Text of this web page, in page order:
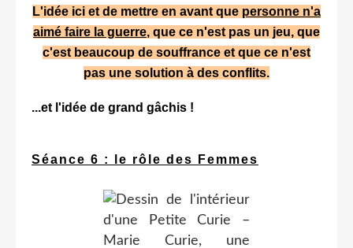
L'idée ici et de mettre en avant que personne n'a
aimé faire la guerre, que ce n'est pas un jeu, que
c'est beaucoup de souffrance et que ce n'est
pas une solution à des conflits.
...et l'idée de grand gâchis !
Séance 6 : le rôle des Femmes